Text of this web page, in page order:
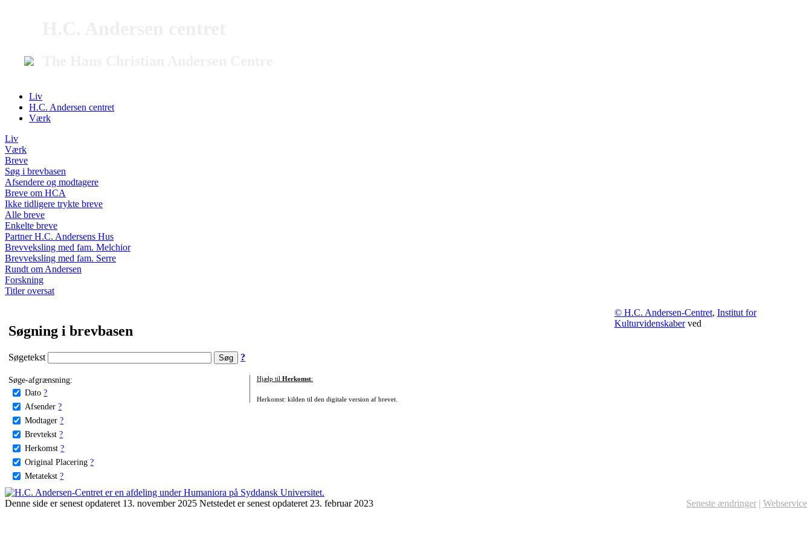
Liv
H.C. Andersen centret
Værk
Liv
Værk
Breve
Søg i brevbasen
Afsendere og modtagere
Breve om HCA
Ikke tidligere trykte breve
Alle breve
Enkelte breve
Partner H.C. Andersens Hus
Brevveksling med fam. Melchior
Brevveksling med fam. Serre
Rundt om Andersen
Forskning
Titler oversat
Søgning i brevbasen
Søgetekst ?
Søge-afgrænsning:
Dato ?
Afsender ?
Modtager ?
Brevtekst ?
Herkomst ?
Original Placering ?
Metatekst ?
Hjælp til Herkomst:
Herkomst: kilden til den digitale version af brevet.
© H.C. Andersen-Centret, Institut for
Kulturvidenskaberved
Denne side er senest opdateret 13. november 2025 Netstedet er senest opdateret 23. februar 2023 Seneste ændringer | Webservice